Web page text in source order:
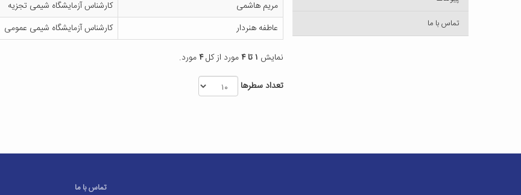
مریم هاشمی
کارشناس آزمایشگاه شیمی تجزیه
عاطفه هنردار
کارشناس آزمایشگاه شیمی عمومی
نمایش ۱ تا ۴ مورد از کل۴مورد.
تعداد سطرها
تماس با ما
تماس با ما